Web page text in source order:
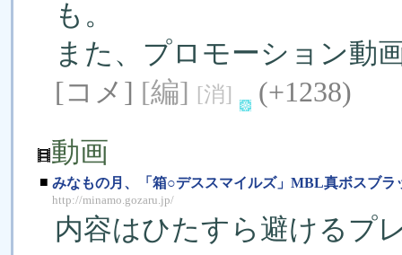
も。
また、プロモーション動
[コメ] [編] [消]
(+1238)
動画
■ みなもの月、「箱○デススマイルズ」MBL真ボスブラ
http://minamo.gozaru.jp/
内容はひたすら避けるプ